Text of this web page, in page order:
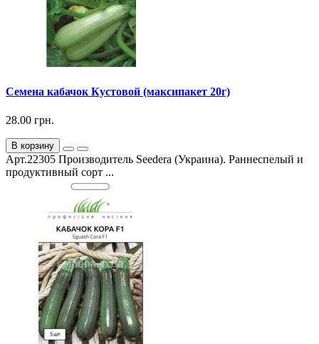
Семена кабачок Кустовой (максипакет 20г)
28.00 грн.
В корзину
Арт.22305 Производитель Seedera (Украина). Раннеспелый и
продуктивный сорт ...